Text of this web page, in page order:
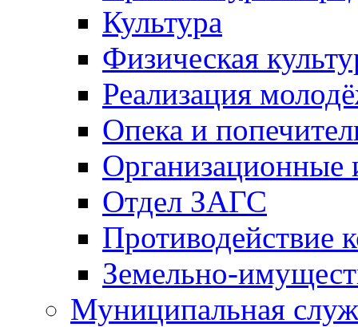
Культура
Физическая
Реализация
Опека и
Отдел ЗАГС
Противодействие
Земельно-
Муниципальная